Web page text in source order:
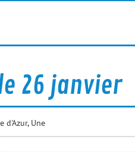
26 janvier
d'Azur, Une